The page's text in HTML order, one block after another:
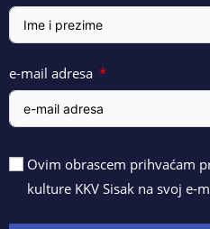
e-mail adresa
Ovim obrascem prihvaćam
kulture KKV Sisak na svoj e-